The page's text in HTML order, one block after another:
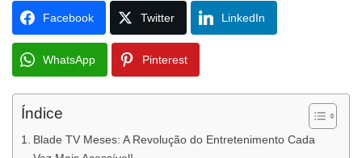
Facebook Twitter LinkedIn
WhatsApp Pinterest
Índice
Blade TV Meses: A Revolução do Entretenimento Cada